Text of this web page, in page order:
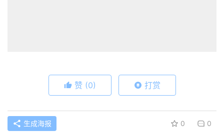
赞 (0) 打赏
生成海报 0 0